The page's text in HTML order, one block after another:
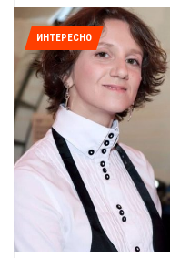
ИНТЕРЕСНО